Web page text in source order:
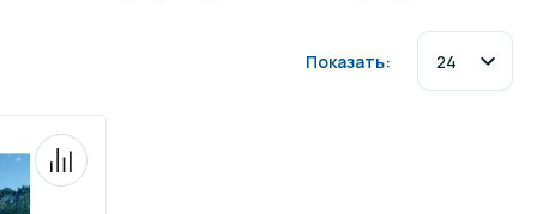
Водопады, водяные пушки и
Показать: